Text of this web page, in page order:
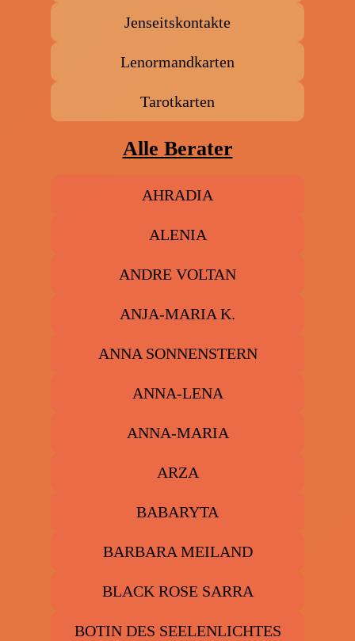
Jenseitskontakte
Lenormandkarten
Tarotkarten
Alle Berater
AHRADIA
ALENIA
ANDRE VOLTAN
ANJA-MARIA K.
ANNA SONNENSTERN
ANNA-LENA
ANNA-MARIA
ARZA
BABARYTA
BARBARA MEILAND
BLACK ROSE SARRA
BOTIN DES SEELENLICHTES